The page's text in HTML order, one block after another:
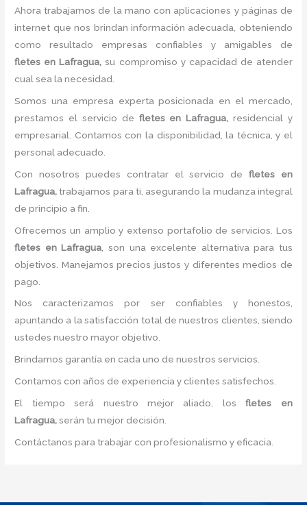
Ahora trabajamos de la mano con aplicaciones y páginas de
internet que nos brindan información adecuada, obteniendo
como resultado empresas confiables y amigables de
fletes en Lafragua,su compromiso y capacidad de atender
cual sea la necesidad.
Somos una empresa experta posicionada en el mercado,
prestamos el servicio de fletesen Lafragua, residencial y
empresarial. Contamos con la disponibilidad, la técnica, y el
personal adecuado.
Con nosotros puedes contratar el servicio defletes en
Lafragua, trabajamos para ti, asegurando la mudanza integral
de principio a fin.
Ofrecemos un amplio y extenso portafolio de servicios. Los
fletes en Lafragua , son una excelente alternativa para tus
objetivos. Manejamos precios justos y diferentes medios de
pago.
Nos caracterizamos por ser confiables y honestos,
apuntando a la satisfacción total de nuestros clientes, siendo
ustedes nuestro mayor objetivo.
Brindamos garantía en cada uno de nuestros servicios.
Contamos con años de experiencia y clientes satisfechos.
El tiempo será nuestro mejor aliado, losfletes en
Lafragua,serán tu mejor decisión.
Contáctanos para trabajar con profesionalismo y eficacia.